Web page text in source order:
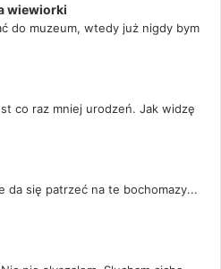
wiewiorki
do muzeum, wtedy już nigdy bym
co raz mniej urodzeń. Jak widzę
da się patrzeć na te bochomazy...